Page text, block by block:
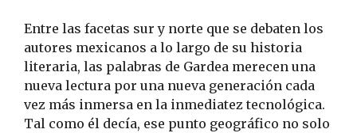
Entre las facetas sur y norte que se debaten los
autores mexicanos a lo largo de su historia
literaria, las palabras de Gardea merecen una
nueva lectura por una nueva generación cada
vez más inmersa en la inmediatez tecnológica.
Tal como él decía, ese punto geográfico no solo